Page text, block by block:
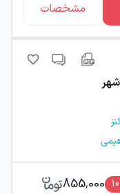
مشخصات
10
855,000